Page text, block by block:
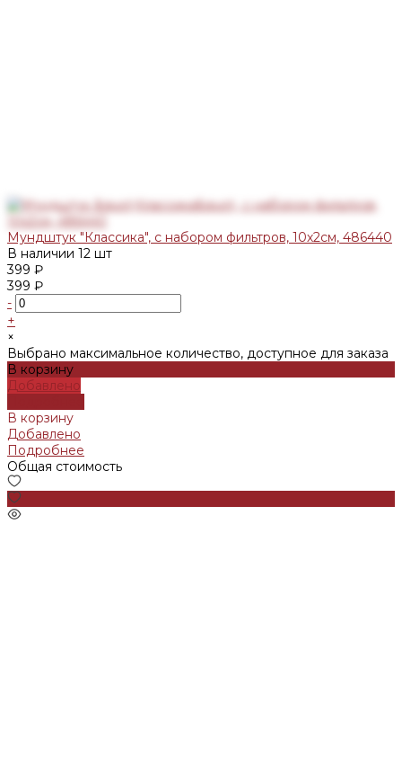
Мундштук "Классика", с набором фильтров, 10х2см, 486440
В наличии 12 шт
399 ₽
399 ₽
-
+
×
Выбрано максимальное количество, доступное для заказа
В корзину
Добавлено
В корзину
Добавлено
Подробнее
Общая стоимость